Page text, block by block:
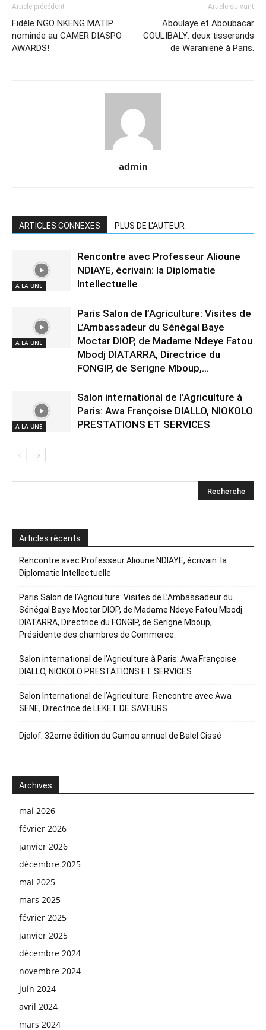
Article précédent
Fidèle NGO NKENG MATIP
nominée au CAMER DIASPO
AWARDS!
Article suivant
Aboulaye et Aboubacar
COULIBALY: deux tisserands
de Waraniené à Paris.
admin
ARTICLES CONNEXES PLUS DE L'AUTEUR
A LA UNE
Rencontre avec Professeur Alioune
NDIAYE, écrivain: la Diplomatie
Intellectuelle
A LA UNE
Paris Salon de l’Agriculture: Visites de
L’Ambassadeur du Sénégal Baye
Moctar DIOP, de Madame Ndeye Fatou
Mbodj DIATARRA, Directrice du
FONGIP, de Serigne Mboup,...
A LA UNE
Salon international de l’Agriculture à
Paris: Awa Françoise DIALLO, NIOKOLO
PRESTATIONS ET SERVICES
Articles récents
Rencontre avec Professeur Alioune NDIAYE, écrivain: la
Diplomatie Intellectuelle
Paris Salon de l’Agriculture: Visites de L’Ambassadeur du
Sénégal Baye Moctar DIOP, de Madame Ndeye Fatou Mbodj
DIATARRA, Directrice du FONGIP, de Serigne Mboup,
Présidente des chambres de Commerce.
Salon international de l’Agriculture à Paris: Awa Françoise
DIALLO, NIOKOLO PRESTATIONS ET SERVICES
Salon International de l’Agriculture: Rencontre avec Awa
SENE, Directrice de LEKET DE SAVEURS
Djolof: 32eme édition du Gamou annuel de Balel Cissé
Archives
mai 2026
février 2026
janvier 2026
décembre 2025
mai 2025
mars 2025
février 2025
janvier 2025
décembre 2024
novembre 2024
juin 2024
avril 2024
mars 2024